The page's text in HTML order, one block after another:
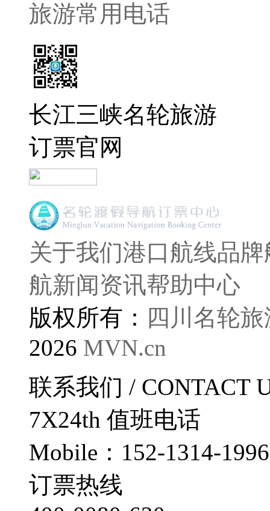
旅游常用电话
长江三峡名轮旅游
订票官网
关于我们港口航线品
航新闻资讯帮助中心
版权所有： 四川名轮
2026 MVN.cn
联系我们 / CONTACT
7X24th 值班电话
Mobile：152-1314-1996
订票热线